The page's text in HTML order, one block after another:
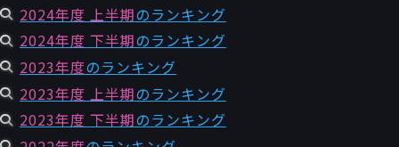
2024年度 上半期のランキング
2024年度 下半期のランキング
2023年度のランキング
2023年度 上半期のランキング
2023年度 下半期のランキング